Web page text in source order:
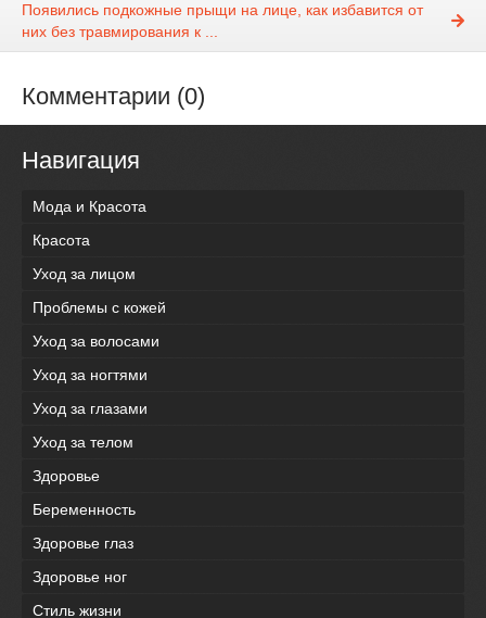
Появились подкожные прыщи на лице, как избавится от
них без травмирования к ...
Комментарии (0)
Навигация
Мода и Красота
Красота
Уход за лицом
Проблемы с кожей
Уход за волосами
Уход за ногтями
Уход за глазами
Уход за телом
Здоровье
Беременность
Здоровье глаз
Здоровье ног
Стиль жизни